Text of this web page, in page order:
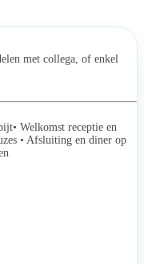
met collega, of enkel
Welkomst receptie en
• Afsluiting en diner op